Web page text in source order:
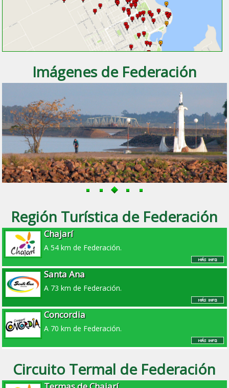
Imágenes de Federación
Región Turística de Federación
Chajarí
A 54 km de Federación.
Santa Ana
A 73 km de Federación.
Concordia
A 70 km de Federación.
Circuito Termal de Federación